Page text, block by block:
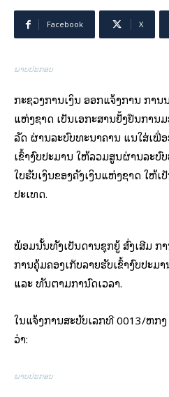
Facebook X
ພາບປະກອບ
ກະຊວງການເງິນ ອອກແຈ້ງການ ການ
ແຫ່ງຊາດ ເປັນເອກະສານຢັ້ງຢືນການ
ລັດ ຜ່ານລະບົບທະນາຄານ ແນໃສ່ເພື່
ເຂົ້າງົບປະມານ ໃຫ້ລວມສູນຜ່ານລະບົ
ໃບຮັບເງິນຂອງຄັງເງິນແຫ່ງຊາດ ໃຫ້ເ
ປະເທດ.
ພ້ອມນັ້ນທັງເປັນດານຊຸກຍູ້ ສົ່ງເສີມ ກ
ການຄຸ້ມຄອງເກັບລາຍຮັບເຂົ້າງົບປະມ
ແລະ ທັນຕາມກໍານົດເວລາ.
ໃນແຈ້ງການສະບັບເລກທີ 0013/ຫກ
ວ່າ:
ພາບປະກອບ